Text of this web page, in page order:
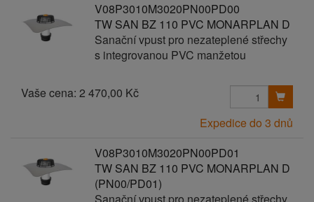
V08P3010M3020PN00PD00
TW SAN BZ 110 PVC MONARPLAN D
Sanační vpust pro nezateplené střechy
s integrovanou PVC manžetou
Vaše cena: 2 470,00 Kč
Expedice do 3 dnů
V08P3010M3020PN00PD01
TW SAN BZ 110 PVC MONARPLAN D
(PN00/PD01)